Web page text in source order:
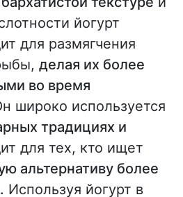
йогурт
для размягчения
делая их более
во время
широко используется
традициях и
для тех, кто ищет
альтернативу более
Используя йогурт в